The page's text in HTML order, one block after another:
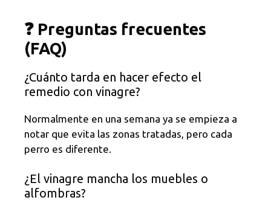
❓ Preguntas frecuentes
(FAQ)
¿Cuánto tarda en hacer efecto el
remedio con vinagre?
Normalmente en una semana ya se empieza a
notar que evita las zonas tratadas, pero cada
perro es diferente.
¿El vinagre mancha los muebles o
alfombras?